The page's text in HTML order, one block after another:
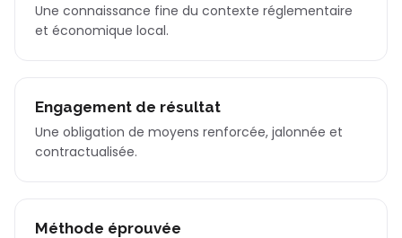
Une connaissance fine du contexte réglementaire
et économique local.
Engagement de résultat
Une obligation de moyens renforcée, jalonnée et
contractualisée.
Méthode éprouvée